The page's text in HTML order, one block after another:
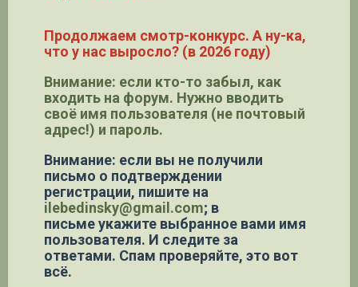
Продолжаем смотр-конкурс. А ну-ка,
что у нас выросло? (в 2026 году)
Внимание: если кто-то забыл, как
входить на форум. Нужно вводить
своё имя пользователя (не почтовый
адрес!) и пароль.
Внимание: если вы не получили
письмо о подтверждении
регистрации, пишите на
ilebedinsky@gmail.com; в
письме укажите выбранное вами имя
пользователя. И следите за
ответами. Спам проверяйте, это вот
всё.